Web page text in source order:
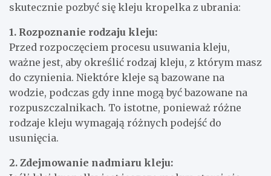
skutecznie pozbyć się kleju kropelka z ubrania:
1. Rozpoznanie rodzaju kleju:
Przed rozpoczęciem procesu usuwania kleju,
ważne jest, aby określić rodzaj kleju, z którym masz
do czynienia. Niektóre kleje są bazowane na
wodzie, podczas gdy inne mogą być bazowane na
rozpuszczalnikach. To istotne, ponieważ różne
rodzaje kleju wymagają różnych podejść do
usunięcia.
2. Zdejmowanie nadmiaru kleju: